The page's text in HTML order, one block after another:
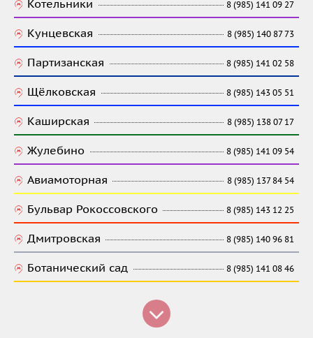
Котельники 8 (985) 141 09 27
Кунцевская 8 (985) 140 87 73
Партизанская 8 (985) 141 02 58
Щёлковская 8 (985) 143 05 51
Каширская 8 (985) 138 07 17
Жулебино 8 (985) 141 09 54
Авиамоторная 8 (985) 137 84 54
Бульвар Рокоссовского 8 (985) 143 12 25
Дмитровская 8 (985) 140 96 81
Ботанический сад 8 (985) 141 08 46